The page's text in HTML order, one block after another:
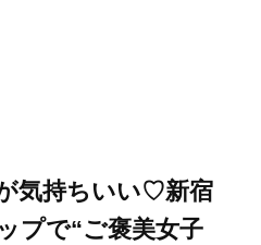
気持ちいい♡新宿
プで“ご褒美女子